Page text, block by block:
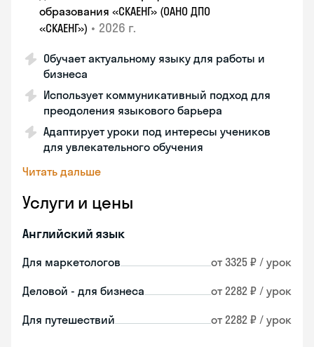
образования «СКАЕНГ» (ОАНО ДПО
«СКАЕНГ») • 2026 г.
Обучает актуальному языку для работы и
бизнеса
Использует коммуникативный подход для
преодоления языкового барьера
Адаптирует уроки под интересы учеников
для увлекательного обучения
Читать дальше
Услуги и цены
Английский язык
Для маркетологов от 3325 ₽ / урок
Деловой - для бизнеса от 2282 ₽ / урок
Для путешествий от 2282 ₽ / урок